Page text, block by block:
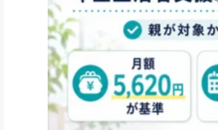
補助金・助成金
2026年最新版｜補助金の「内
示」とは？仕組み...
2025/08/04
カテゴリ CATEGORY